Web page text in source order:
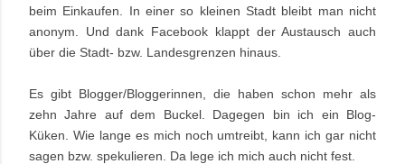
beim Einkaufen. In einer so kleinen Stadt bleibt man nicht
anonym. Und dank Facebook klappt der Austausch auch
über die Stadt- bzw. Landesgrenzen hinaus.
Es gibt Blogger/Bloggerinnen, die haben schon mehr als
zehn Jahre auf dem Buckel. Dagegen bin ich ein Blog-
Küken. Wie lange es mich noch umtreibt, kann ich gar nicht
sagen bzw. spekulieren. Da lege ich mich auch nicht fest.